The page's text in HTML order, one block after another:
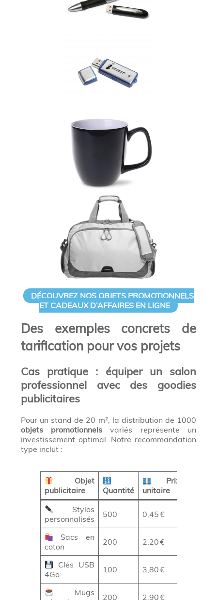
DÉCOUVREZ NOS OBJETS PROMOTIONNELS
ET CADEAUX D’AFFAIRES EN LIGNE
Des exemples concrets de
tarification pour vos projets
Cas pratique : équiper un salon
professionnel avec des goodies
publicitaires
Pour un stand de 20 m², la distribution de 1000
objets promotionnels variés représente un
investissement optimal. Notre recommandation
type inclut :
Objet
publicitaire
Quantité
Prix
unitaire
Stylos
personnalisés
500 0,45 €
Sacs en
coton
200 2,20 €
Clés USB
4Go
100 3,80 €
Mugs
200 2,90 €